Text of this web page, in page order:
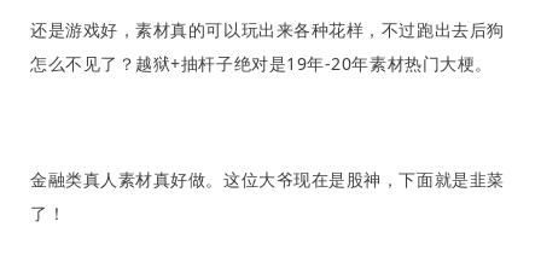
页
还是游戏好，素材真的可以玩出来各种花样，不过跑出去后狗
怎么不见了？ 越狱+抽杆子绝对是19年-20年素材热门大梗。
金融类真人素材真好做。这位大爷现在是股神，下面就是韭菜
了！